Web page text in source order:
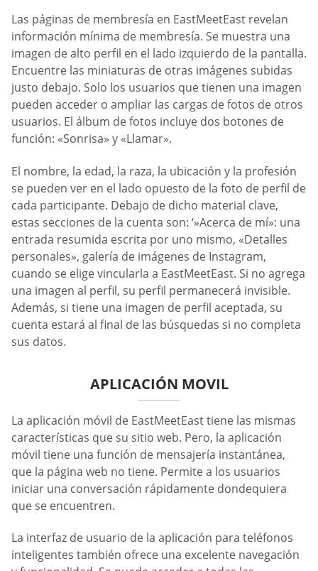
Las páginas de membresía en EastMeetEast revelan
información mínima de membresía. Se muestra una
imagen de alto perfil en el lado izquierdo de la pantalla.
Encuentre las miniaturas de otras imágenes subidas
justo debajo. Solo los usuarios que tienen una imagen
pueden acceder o ampliar las cargas de fotos de otros
usuarios. El álbum de fotos incluye dos botones de
función: «Sonrisa» y «Llamar».
El nombre, la edad, la raza, la ubicación y la profesión
se pueden ver en el lado opuesto de la foto de perfil de
cada participante. Debajo de dicho material clave,
estas secciones de la cuenta son: ‘»Acerca de mí»: una
entrada resumida escrita por uno mismo, «Detalles
personales», galería de imágenes de Instagram,
cuando se elige vincularla a EastMeetEast. Si no agrega
una imagen al perfil, su perfil permanecerá invisible.
Además, si tiene una imagen de perfil aceptada, su
cuenta estará al final de las búsquedas si no completa
sus datos.
APLICACIÓN MOVIL
La aplicación móvil de EastMeetEast tiene las mismas
características que su sitio web. Pero, la aplicación
móvil tiene una función de mensajería instantánea,
que la página web no tiene. Permite a los usuarios
iniciar una conversación rápidamente dondequiera
que se encuentren.
La interfaz de usuario de la aplicación para teléfonos
inteligentes también ofrece una excelente navegación